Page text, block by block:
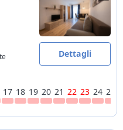
Dettagli
17 18 19 20 21 22 23 24 25